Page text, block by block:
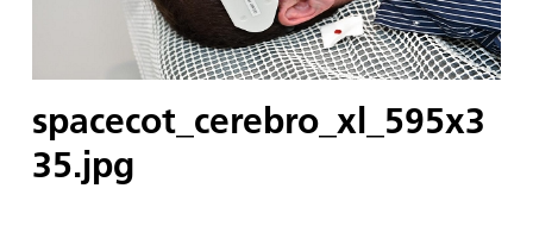
spacecot_cerebro_xl_595x3
35.jpg